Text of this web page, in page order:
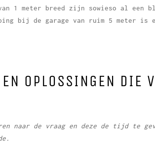
1 meter breed zijn sowieso al een
bij de garage van ruim 5 meter is
OPLOSSINGEN DIE
naar de vraag en deze de tijd te